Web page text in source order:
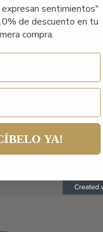
obligatorios están
sentimientos"
de descuento en tu
compra.
YA!